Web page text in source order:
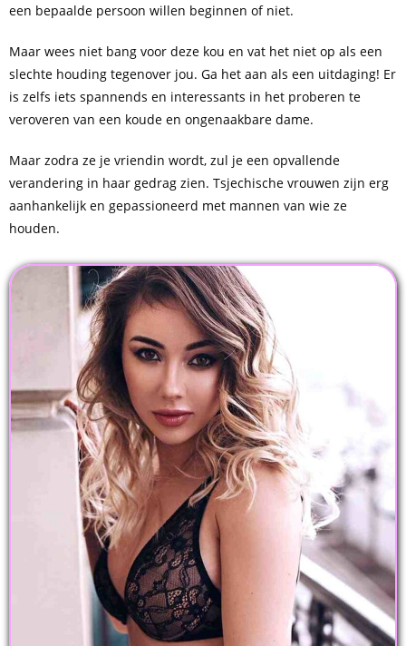
een bepaalde persoon willen beginnen of niet.
Maar wees niet bang voor deze kou en vat het niet op als een
slechte houding tegenover jou. Ga het aan als een uitdaging! Er
is zelfs iets spannends en interessants in het proberen te
veroveren van een koude en ongenaakbare dame.
Maar zodra ze je vriendin wordt, zul je een opvallende
verandering in haar gedrag zien. Tsjechische vrouwen zijn erg
aanhankelijk en gepassioneerd met mannen van wie ze
houden.